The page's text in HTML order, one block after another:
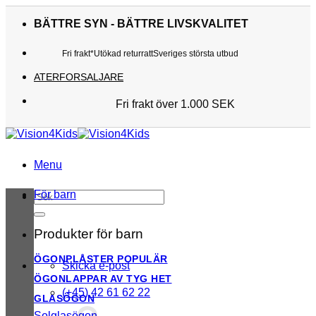
BÄTTRE SYN - BÄTTRE LIVSKVALITET
Fri frakt*Utökad returrattSveriges största utbud
ATERFORSALJARE
Fri frakt över 1.000 SEK
Kunderna älskar oss
Utökad returratt
Sveriges största utbud
Menu
Sök
efter:
Skicka e-post
(+45) 42 61 62 22
För barn
Produkter för barn
ÖGONPLÅSTER
ÖGONLAPPAR AV TYG
GLASÖGON